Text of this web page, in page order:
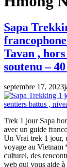
Sapa
Tavan ,
soutenu –
septembre 17, 2023
Trek 1 jour Sapa
avec un guide
Un Vrai trek 1 jour,
voyage au Vietnam
culturel, des
web qui vous aide